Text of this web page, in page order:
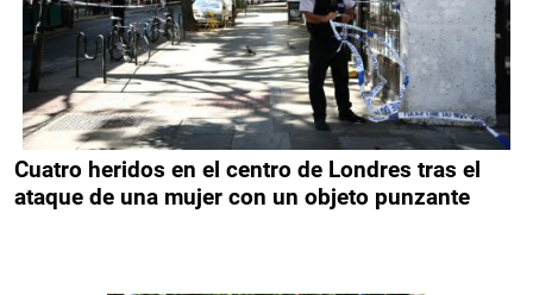
Cuatro heridos en el centro de Londres tras el
ataque de una mujer con un objeto punzante